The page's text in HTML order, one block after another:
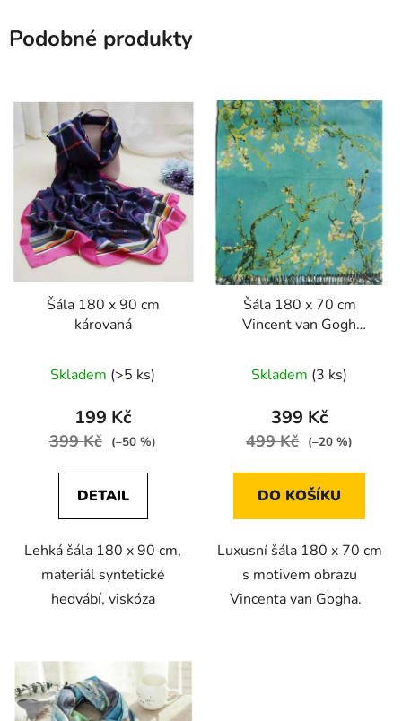
Podobné produkty
Šála 180 x 90 cm
károvaná
Skladem (>5 ks)
199 Kč
399 Kč (–50 %)
DETAIL
Lehká šála 180 x 90 cm,
materiál syntetické
hedvábí, viskóza
Šála 180 x 70 cm
Vincent van Gogh
Skladem (3 ks)
399 Kč
499 Kč (–20 %)
DO KOŠÍKU
Luxusní šála 180 x 70 cm
s motivem obrazu
Vincenta van Gogha.